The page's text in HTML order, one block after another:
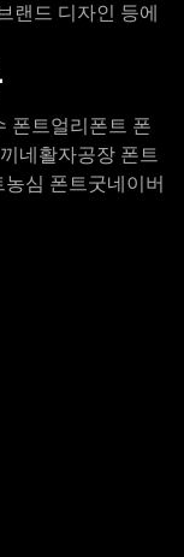
랜드 디자인 등에
폰트 얼리폰트 폰
네활자공장 폰트
농심 폰트 굿네이버